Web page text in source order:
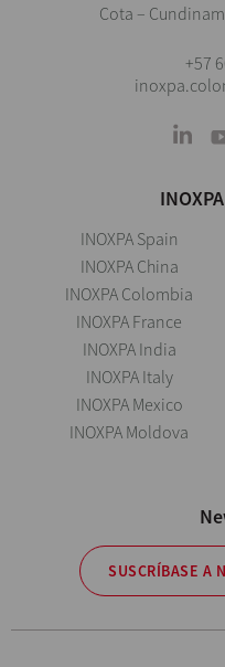
Cota –
+57
INOXPA Spain
INOXPA China
INOXPA Colombia
INOXPA France
INOXPA India
INOXPA Italy
INOXPA Mexico
INOXPA Moldova
SUSCRÍBASE A